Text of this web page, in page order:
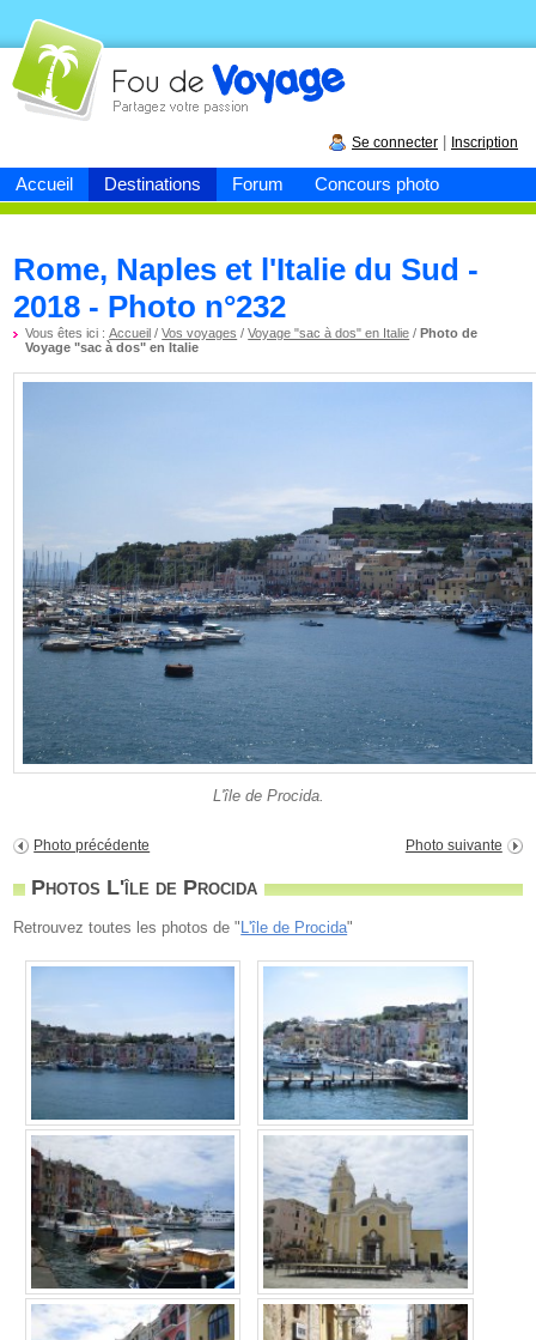
Accueil Destinations Forum Concours photo
Fou devoyage
Se connecter Inscription
Rome, Naples et l'Italie du Sud -
2018 - Photo n°232
Vous êtes ici :Accueil /Vos voyages /Voyage "sac à dos" en Italie /Photo de
Voyage "sac à dos" en Italie
L'île de Procida.
Photo précédente Photo suivante
Photos L'île de Procida
Retrouvez toutes les photos de " L'île de Procida"